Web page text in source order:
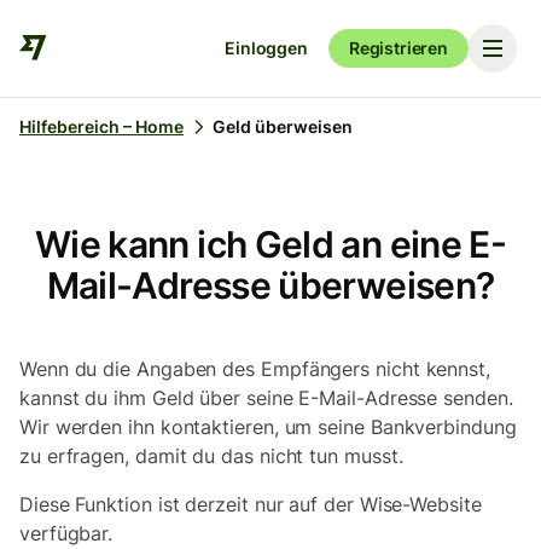
Einloggen Registrieren
Hilfebereich – Home Geld überweisen
Wie kann ich Geld an eine E-
Mail-Adresse überweisen?
Wenn du die Angaben des Empfängers nicht kennst,
kannst du ihm Geld über seine E-Mail-Adresse senden.
Wir werden ihn kontaktieren, um seine Bankverbindung
zu erfragen, damit du das nicht tun musst.
Diese Funktion ist derzeit nur auf der Wise-Website
verfügbar.